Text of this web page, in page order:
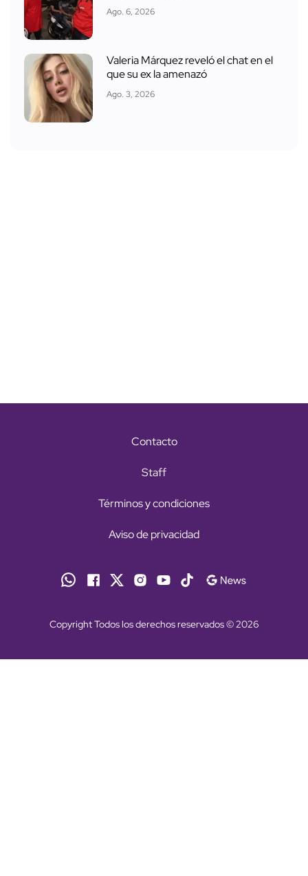
Ago. 6, 2026
Valeria Márquez reveló el chat en el
que su ex la amenazó
Ago. 3, 2026
Contacto
Staff
Términos y condiciones
Aviso de privacidad
Copyright Todos los derechos reservados © 2026